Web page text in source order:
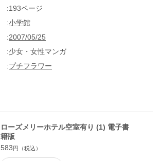
193ページ
小学館
2007/05/25
少女・女性マンガ
プチフラワー
ローズメリーホテル空室有り (1) 電子書
籍版
583円（税込）